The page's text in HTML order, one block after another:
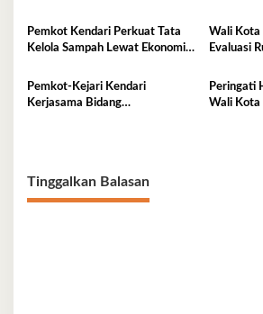
Pemkot Kendari Perkuat Tata
Kelola Sampah Lewat Ekonomi
Wali Kota
Evaluasi
Pemkot-Kejari Kendari
Kerjasama Bidang
Peringati
Wali Kota
Tinggalkan Balasan